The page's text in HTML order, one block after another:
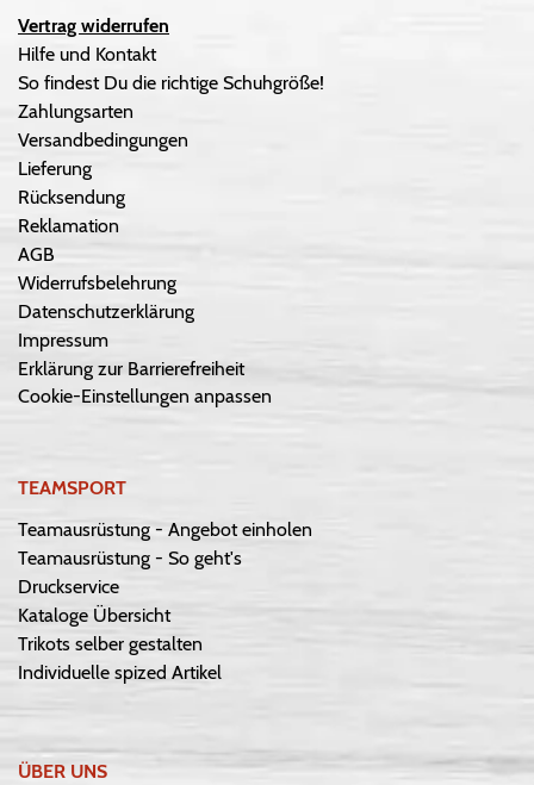
Vertrag widerrufen
Hilfe und Kontakt
So findest Du die richtige Schuhgröße!
Zahlungsarten
Versandbedingungen
Lieferung
Rücksendung
Reklamation
AGB
Widerrufsbelehrung
Datenschutzerklärung
Impressum
Erklärung zur Barrierefreiheit
Cookie-Einstellungen anpassen
TEAMSPORT
Teamausrüstung - Angebot einholen
Teamausrüstung - So geht's
Druckservice
Kataloge Übersicht
Trikots selber gestalten
Individuelle spized Artikel
ÜBER UNS